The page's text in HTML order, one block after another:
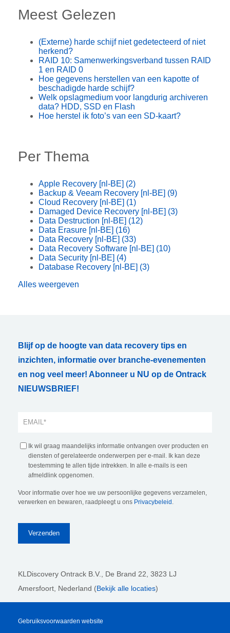
Meest Gelezen
(Externe) harde schijf niet gedetecteerd of niet
herkend?
RAID 10: Samenwerkingsverband tussen RAID
1 en RAID 0
Hoe gegevens herstellen van een kapotte of
beschadigde harde schijf?
Welk opslagmedium voor langdurig archiveren
data? HDD, SSD en Flash
Hoe herstel ik foto’s van een SD-kaart?
Per Thema
Apple Recovery [nl-BE] (2)
Backup & Veeam Recovery [nl-BE] (9)
Cloud Recovery [nl-BE] (1)
Damaged Device Recovery [nl-BE] (3)
Data Destruction [nl-BE] (12)
Data Erasure [nl-BE] (16)
Data Recovery [nl-BE] (33)
Data Recovery Software [nl-BE] (10)
Data Security [nl-BE] (4)
Database Recovery [nl-BE] (3)
Alles weergeven
Blijf op de hoogte van data recovery tips en
inzichten, informatie over branche-evenementen
en nog veel meer! Abonneer u NU op de Ontrack
NIEUWSBRIEF!
Ik wil graag maandelijks informatie ontvangen over producten en
diensten of gerelateerde onderwerpen per e-mail. Ik kan deze
toestemming te allen tijde intrekken. In alle e-mails is een
afmeldlink opgenomen.
Voor informatie over hoe we uw persoonlijke gegevens verzamelen,
verwerken en bewaren, raadpleegt u ons Privacybeleid
KLDiscovery Ontrack B.V., De Brand 22, 3823 LJ
Amersfoort, Nederland (Bekijk alle locaties)
Gebruiksvoorwaarden website